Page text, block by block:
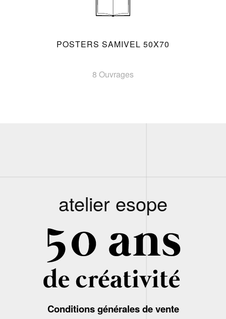
POSTERS SAMIVEL 50X70
8 Ouvrages
atelier esope
Conditions générales de vente